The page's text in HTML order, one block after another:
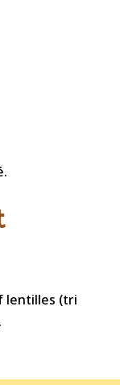
lentilles (tri